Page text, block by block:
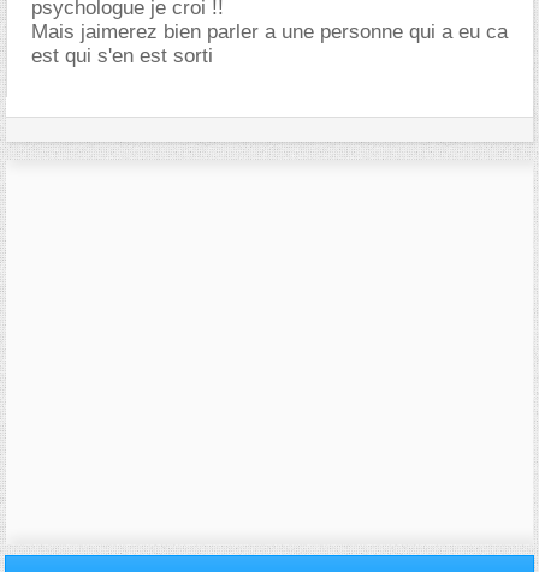
psychologue je croi !!
Mais jaimerez bien parler a une personne qui a eu ca
est qui s'en est sorti